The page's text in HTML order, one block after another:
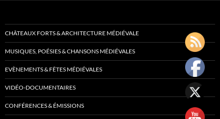
CHÂTEAUX FORTS & ARCHITECTURE MÉDIÉVALE
MUSIQUES, POÉSIES & CHANSONS MÉDIÉVALES
EVÈNEMENTS & FÊTES MÉDIÉVALES
VIDÉO-DOCUMENTAIRES
CONFÉRENCES & ÉMISSIONS